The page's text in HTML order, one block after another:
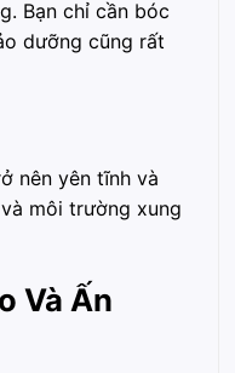
Bạn chỉ cần bóc
dưỡng cũng rất
nên yên tĩnh và
môi trường xung
Và Ấn